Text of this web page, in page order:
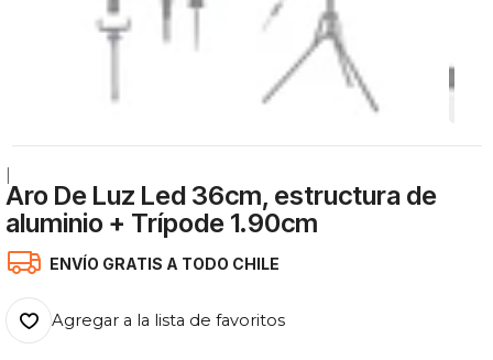
Aro De Luz Led 36cm, estructura de
aluminio + Trípode 1.90cm
ENVÍO GRATIS A TODO CHILE
Agregar a la lista de favoritos